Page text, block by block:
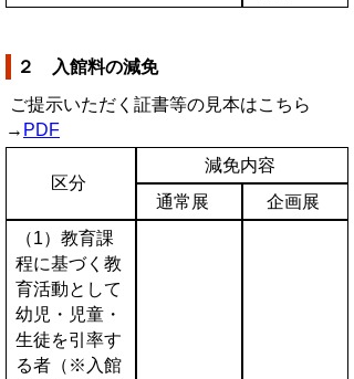
２ 入館料の減免
ご提示いただく証書等の見本はこちら
→ PDF
区分
減免内容
通常展
企画展
（1）教育課
程に基づく教
育活動として
幼児・児童・
生徒を引率す
る者（※入館